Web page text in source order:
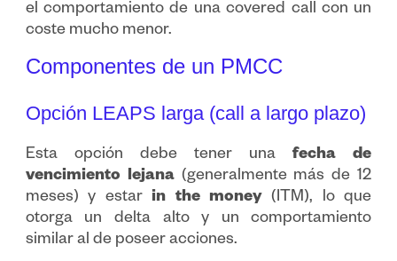
el comportamiento de una covered call con un
coste mucho menor.
Componentes de un PMCC
Opción LEAPS larga (call a largo plazo)
Esta opción debe tener unafecha de
vencimiento lejana(generalmente más de 12
meses) y estar in the money(ITM), lo que
otorga un delta alto y un comportamiento
similar al de poseer acciones.